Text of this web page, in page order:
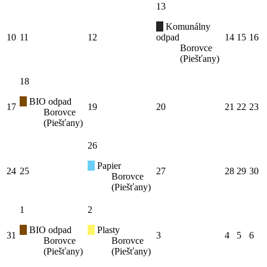
10 11 12
13
Komunálny
odpad
Borovce
(Piešťany)
14 15 16
17
18
BIO odpad
Borovce
(Piešťany)
19 20 21 22 23
24 25
26
Papier
Borovce
(Piešťany)
27 28 29 30
31
1
BIO odpad
Borovce
(Piešťany)
2
Plasty
Borovce
(Piešťany)
3 4 5 6